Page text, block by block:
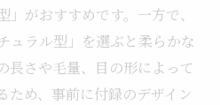
がおすすめです。一方で、
ュラル型」を選ぶと柔らかな
長さや毛量、目の形によって
ため、事前に付録のデザイン